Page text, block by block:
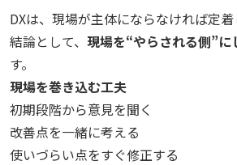
DXは、現場が主体にならなければ定着
結論として、 現場を“やらされる側”に
す。
現場を巻き込む工夫
初期段階から意見を聞く
改善点を一緒に考える
使いづらい点をすぐ修正する